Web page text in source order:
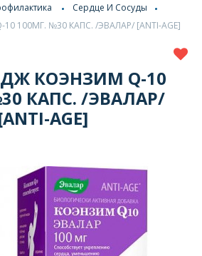
Сердце И Сосуды
100МГ. №30 КАПС. /ЭВАЛАР/ [ANTI-AGE]
КОЭНЗИМ Q-10
КАПС. /ЭВАЛАР/
AGE]